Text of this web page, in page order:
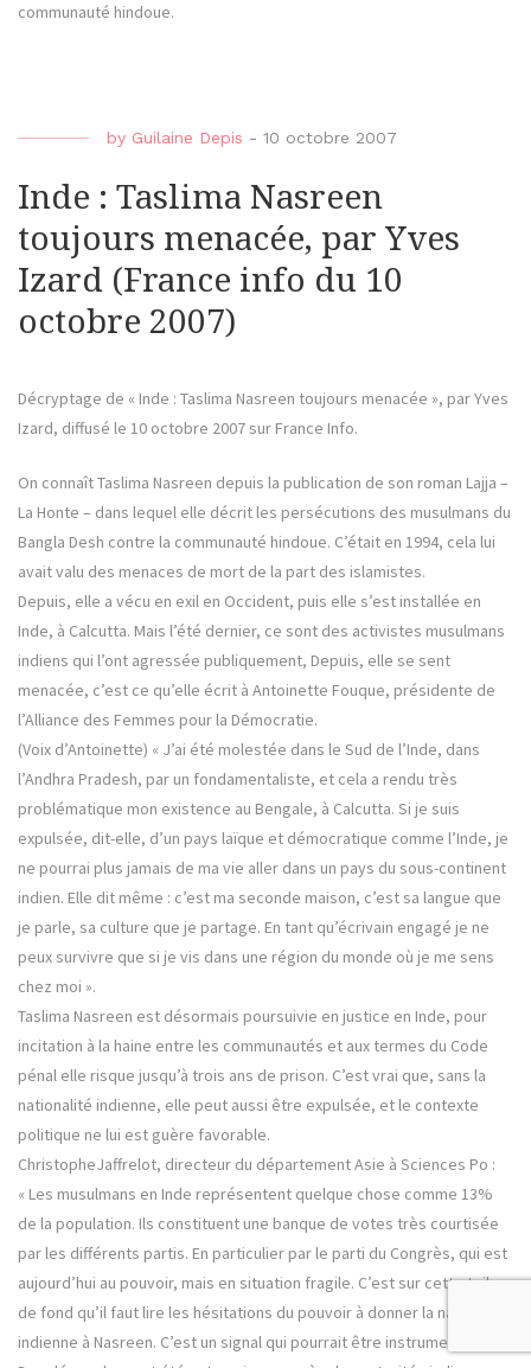
communauté hindoue.
by Guilaine Depis - 10 octobre 2007
Inde : Taslima Nasreen
toujours menacée, par Yves
Izard (France info du 10
octobre 2007)
Décryptage de « Inde : Taslima Nasreen toujours menacée », par Yves
Izard, diffusé le 10 octobre 2007 sur France Info.
On connaît Taslima Nasreen depuis la publication de son roman Lajja –
La Honte – dans lequel elle décrit les persécutions des musulmans du
Bangla Desh contre la communauté hindoue. C’était en 1994, cela lui
avait valu des menaces de mort de la part des islamistes.
Depuis, elle a vécu en exil en Occident, puis elle s’est installée en
Inde, à Calcutta. Mais l’été dernier, ce sont des activistes musulmans
indiens qui l’ont agressée publiquement, Depuis, elle se sent
menacée, c’est ce qu’elle écrit à Antoinette Fouque, présidente de
l’Alliance des Femmes pour la Démocratie.
(Voix d’Antoinette) « J’ai été molestée dans le Sud de l’Inde, dans
l’Andhra Pradesh, par un fondamentaliste, et cela a rendu très
problématique mon existence au Bengale, à Calcutta. Si je suis
expulsée, dit-elle, d’un pays laïque et démocratique comme l’Inde, je
ne pourrai plus jamais de ma vie aller dans un pays du sous-continent
indien. Elle dit même : c’est ma seconde maison, c’est sa langue que
je parle, sa culture que je partage. En tant qu’écrivain engagé je ne
peux survivre que si je vis dans une région du monde où je me sens
chez moi ».
Taslima Nasreen est désormais poursuivie en justice en Inde, pour
incitation à la haine entre les communautés et aux termes du Code
pénal elle risque jusqu’à trois ans de prison. C’est vrai que, sans la
nationalité indienne, elle peut aussi être expulsée, et le contexte
politique ne lui est guère favorable.
ChristopheJaffrelot, directeur du département Asie à Sciences Po :
« Les musulmans en Inde représentent quelque chose comme 13%
de la population. Ils constituent une banque de votes très courtisée
par les différents partis. En particulier par le parti du Congrès, qui est
aujourd’hui au pouvoir, mais en situation fragile. C’est sur cette toile
de fond qu’il faut lire les hésitations du pouvoir à donner la nationalité
indienne à Nasreen. C’est un signal qui pourrait être instrumentalisé ».